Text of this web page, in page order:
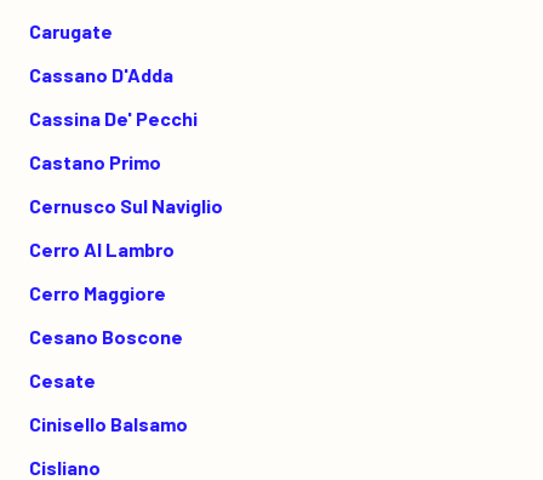
Carugate
Cassano D'Adda
Cassina De' Pecchi
Castano Primo
Cernusco Sul Naviglio
Cerro Al Lambro
Cerro Maggiore
Cesano Boscone
Cesate
Cinisello Balsamo
Cisliano